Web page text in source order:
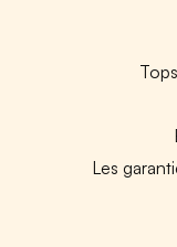
Les